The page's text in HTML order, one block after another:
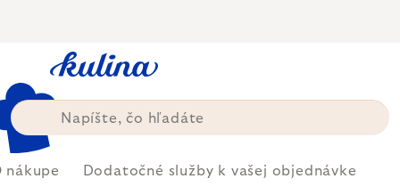
nákupe Dodatočné služby k vašej objednávke